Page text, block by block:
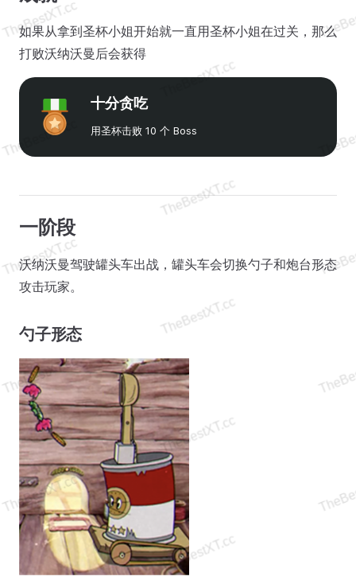
如果从拿到圣杯小姐开始就一直用圣杯小姐在过关，那么
打败沃纳沃曼后会获得
十分贪吃
用圣杯击败 10 个 Boss
一阶段
沃纳沃曼驾驶罐头车出战，罐头车会切换勺子和炮台形态
攻击玩家。
勺子形态